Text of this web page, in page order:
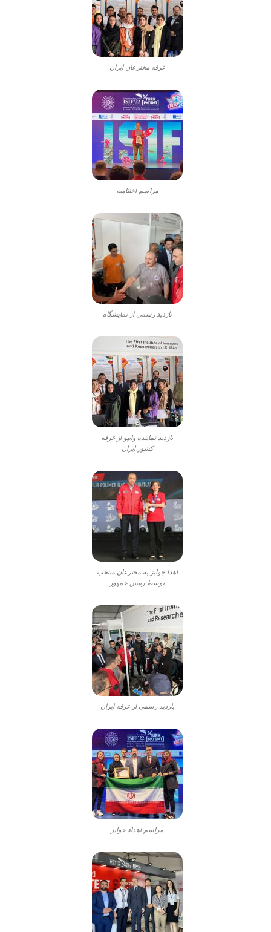
غرفه مخترعان ایران
مراسم اختتامیه
بازدید رسمی از نمایشگاه
بازدید نماینده وایپو از غرفه
کشور ایران
اهدا جوایز به مخترعان منتخب
توسط رییس جمهور
بازدید رسمی از غرفه ایران
مراسم اهداء جوایز